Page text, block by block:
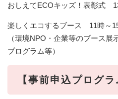
おしえてECOキッズ！表彰式
楽しくエコするブース 11時～
（環境NPO・企業等のブース
プログラム等）
【事前申込プログラ